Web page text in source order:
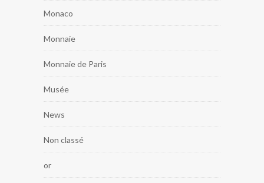
Monaco
Monnaie
Monnaie de Paris
Musée
News
Non classé
or